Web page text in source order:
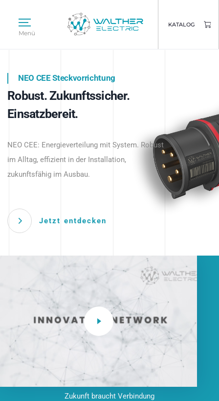
Menü
KATALOG
Intelligente Stromverteilung
beginnt hier.
NEO CEE Steckvorrichtung
Robust. Zukunftssicher.
Einsatzbereit.
NEO CEE: Energieverteilung mit System. Robust
im Alltag, effizient in der Installation,
zukunftsfähig im Ausbau.
Jetzt entdecken
Intelligenz trifft Energie.
Anwendungen – robust, IP-geschützt und
zukunftsfähig.
Zukunft braucht Verbindung